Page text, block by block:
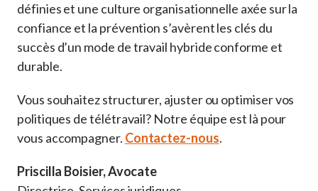
définies et une culture organisationnelle axée sur la
confiance et la prévention s’avèrent les clés du
succès d’un mode de travail hybride conforme et
durable.
Vous souhaitez structurer, ajuster ou optimiser vos
politiques de télétravail? Notre équipe est là pour
vous accompagner. Contactez-nous.
Priscilla Boisier, Avocate